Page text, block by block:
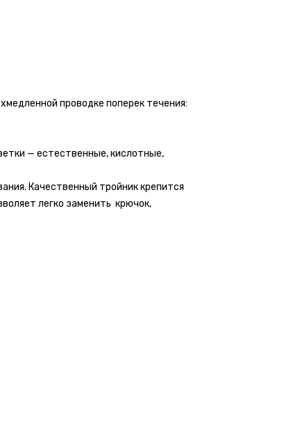
проводке поперек течения:
— естественные, кислотные,
Качественный тройник крепится
легко заменить крючок,